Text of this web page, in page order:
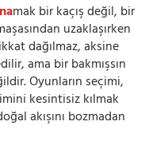
mak bir kaçış değil, bir
uzaklaşırken
dağılmaz, aksine
ama bir bakmışsın
Oyunların seçimi,
kesintisiz kılmak
akışını bozmadan